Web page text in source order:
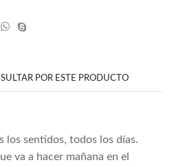
POR ESTE PRODUCTO
los sentidos, todos los días.
va a hacer mañana en el